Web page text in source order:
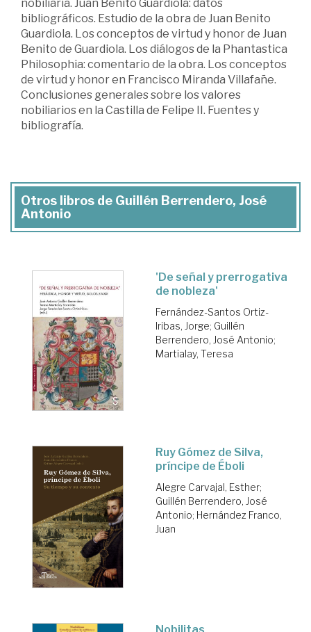
nobiliaria. Juan Benito Guardiola: datos
bibliográficos. Estudio de la obra de Juan Benito
Guardiola. Los conceptos de virtud y honor de Juan
Benito de Guardiola. Los diálogos de la Phantastica
Philosophia: comentario de la obra. Los conceptos
de virtud y honor en Francisco Miranda Villafañe.
Conclusiones generales sobre los valores
nobiliarios en la Castilla de Felipe II. Fuentes y
bibliografía.
Otros libros de Guillén Berrendero, José
Antonio
'De señal y prerrogativa
de nobleza'
Fernández-Santos Ortiz-
Iribas, Jorge; Guillén
Berrendero, José Antonio;
Martialay, Teresa
Ruy Gómez de Silva,
príncipe de Éboli
Alegre Carvajal, Esther;
Guillén Berrendero, José
Antonio; Hernández Franco,
Juan
Nobilitas